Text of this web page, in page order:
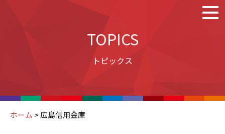
TOPICS
トピックス
ホーム > 広島信用金庫